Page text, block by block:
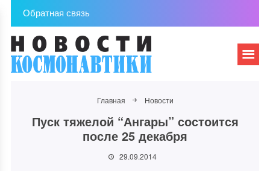
Обратная связь
Главная Новости
Пуск тяжелой “Ангары” состоится
после 25 декабря
29.09.2014